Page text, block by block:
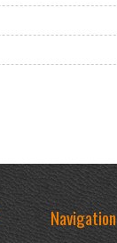
Navigation